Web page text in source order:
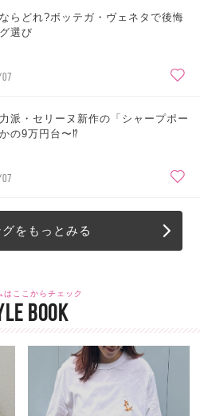
らどれ?ボッテガ・ヴェネタで後悔
選び
派・セリーヌ新作の「シャープポー
の9万円台〜⁉
をもっとみる
はここからチェック
BOOK